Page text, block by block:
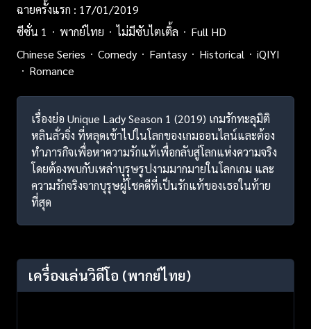
ฉายครั้งแรก : 17/01/2019
ซีซั่น 1
พากย์ไทย ไม่มีซับไตเติ้ล
Full HD
Chinese Series
Comedy Fantasy Historical
iQIYI
Romance
เรื่องย่อ Unique Lady Season 1 (2019) เกมรักทะลุมิติ
หลินลั่วจิ่ง ที่หลุดเข้าไปในโลกของเกมออนไลน์และต้อง
ทำภารกิจเพื่อหาความรักแท้เพื่อกลับสู่โลกแห่งความจริง
โดยต้องพบกับเหล่าบุรุษรูปงามมากมายในโลกเกม และ
ความรักจริงจากบุรุษผู้โชคดีที่เป็นรักแท้ของเธอในท้าย
ที่สุด
เครื่องเล่นวิดีโอ (พากย์ไทย)